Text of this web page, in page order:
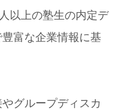
以上の塾生の内定デ
富な企業情報に基
グループディスカ